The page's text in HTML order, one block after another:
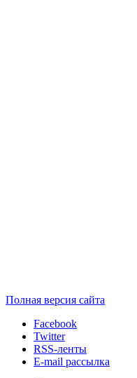
Полная версия сайта
Facebook
Twitter
RSS-ленты
E-mail рассылка